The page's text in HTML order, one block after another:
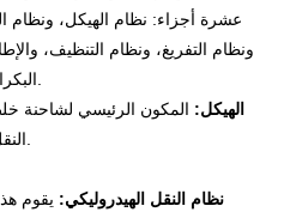
عشرة أجزاء: نظام الهيكل، ونظام
ونظام التفريغ، ونظام التنظيف،
1. الهيكل: المكون الرئيسي لشاحنة
2. نظام النقل الهيدروليكي: يقوم